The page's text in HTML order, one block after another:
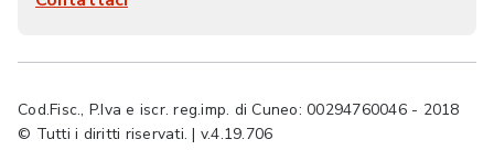
Cod.Fisc., P.Iva e iscr. reg.imp. di Cuneo: 00294760046 - 2018
© Tutti i diritti riservati. | v.4.19.706